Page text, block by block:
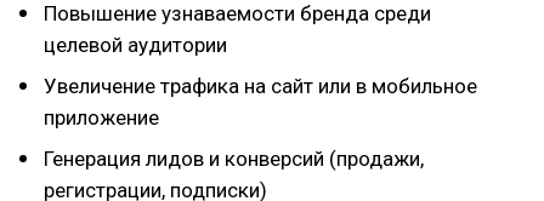
Повышение узнаваемости бренда среди
целевой аудитории
Увеличение трафика на сайт или в мобильное
приложение
Генерация лидов и конверсий (продажи,
регистрации, подписки)